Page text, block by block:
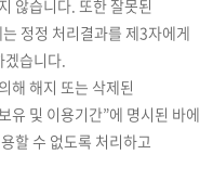
않습니다. 또한 잘못된
정정 처리결과를 제3자에게
겠습니다.
해 해지 또는 삭제된
유 및 이용기간”에 명시된 바에
할 수 없도록 처리하고